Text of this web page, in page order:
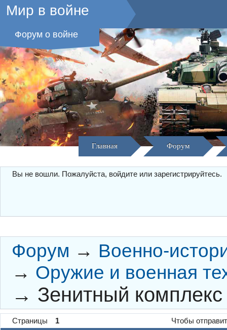
Мир в войне
Форум о войне
Главная Форум
Вы не вошли. Пожалуйста, войдите или зарегистрируйтесь.
Форум → Военно-
→ Оружие и военная
→ Зенитный
Страницы 1 Чтобы